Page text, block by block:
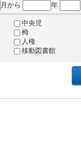
月から 年
中央児
栂
人権
移動図書館